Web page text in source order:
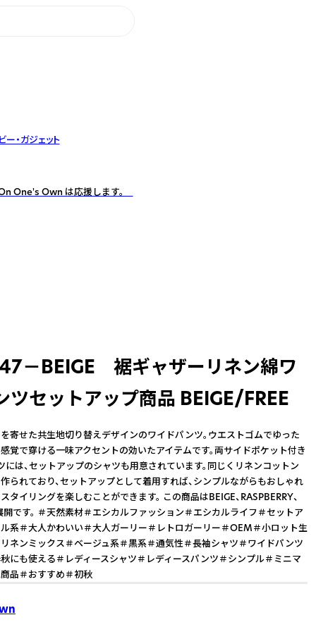
ー・ガジェット
One's Own は応援します。
－BEIGE 裾ギャザーリネン綿ワ
ツセットアップ商品 BEIGE/FREE
寄せた共生地切り替えデザインのワイドパンツ。ウエストゴムでゆった
覚で穿ける一味アクセントの効いたアイテムです。両サイドポケット付き
には、セットアップのシャツも用意されています。同じくリネンコットン
られており、セットアップとして着用すれば、シンプルながらもおしゃれ
タイリングを楽しむことができます。 この商品はBEIGE、RASPBERRY、
です。 ＃天然素材＃エシカルファッション＃エシカルライフ＃セットア
系＃大人かわいい＃大人ガーリー＃レトロガーリー＃OEM＃小ロット生
ネンミックス＃ベージュ系＃黒系＃通気性＃長袖シャツ＃ワイドパンツ
にも使える＃レディースシャツ＃レディースパンツ＃シンプル＃ミニマ
品＃おすすめ＃初秋